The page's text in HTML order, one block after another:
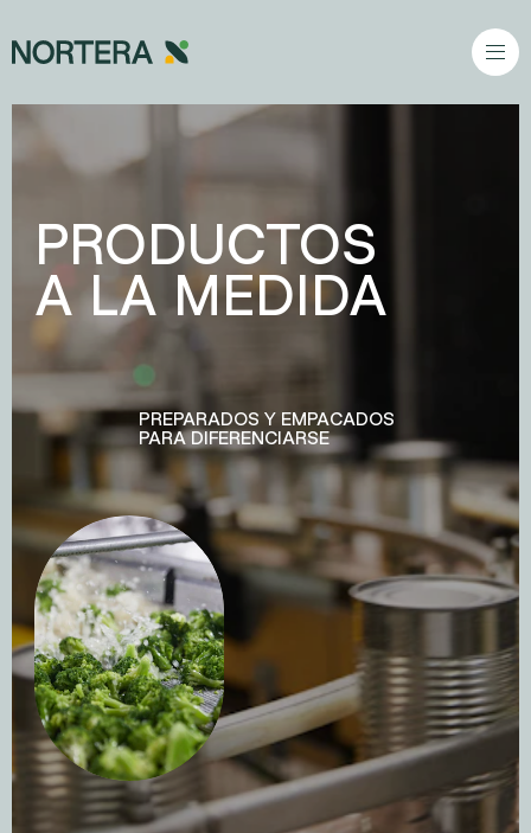
Ir al contenido principal
PRODUCTOS
A LA MEDIDA
PREPARADOS Y EMPACADOS
PARA DIFERENCIARSE